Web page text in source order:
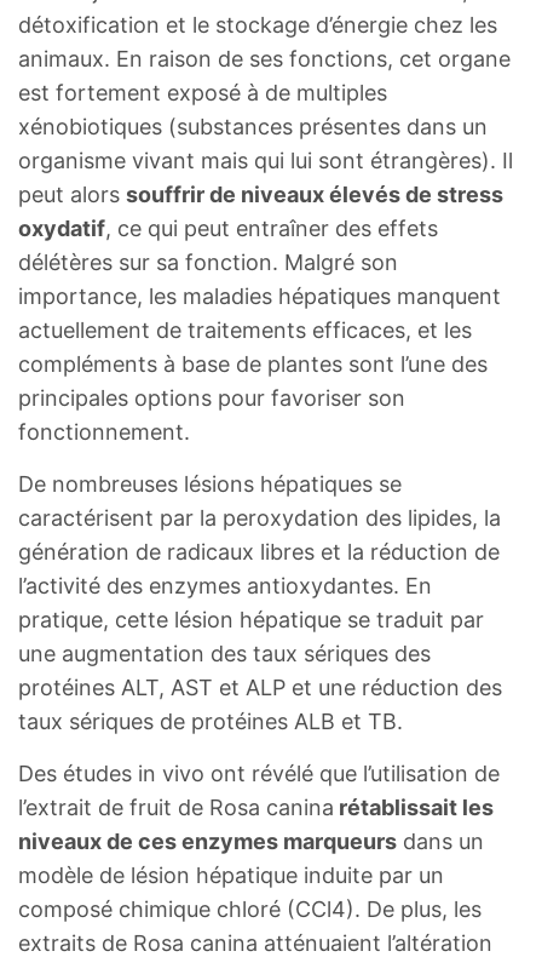
détoxification et le stockage d’énergie chez les
animaux. En raison de ses fonctions, cet organe
est fortement exposé à de multiples
xénobiotiques (substances présentes dans un
organisme vivant mais qui lui sont étrangères). Il
peut alors souffrir de niveaux élevés de stress
oxydatif, ce qui peut entraîner des effets
délétères sur sa fonction. Malgré son
importance, les maladies hépatiques manquent
actuellement de traitements efficaces, et les
compléments à base de plantes sont l’une des
principales options pour favoriser son
fonctionnement.
De nombreuses lésions hépatiques se
caractérisent par la peroxydation des lipides, la
génération de radicaux libres et la réduction de
l’activité des enzymes antioxydantes. En
pratique, cette lésion hépatique se traduit par
une augmentation des taux sériques des
protéines ALT, AST et ALP et une réduction des
taux sériques de protéines ALB et TB.
Des études in vivo ont révélé que l’utilisation de
l’extrait de fruit de Rosa canina rétablissait les
niveaux de ces enzymes marqueurs dans un
modèle de lésion hépatique induite par un
composé chimique chloré (CCl4). De plus, les
extraits de Rosa canina atténuaient l’altération